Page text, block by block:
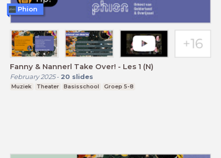
Fanny & Nannerl Take Over! - Les 1 (N)
February 2025- 20 slides
Muziek Theater Basisschool Groep 5-8
Phion